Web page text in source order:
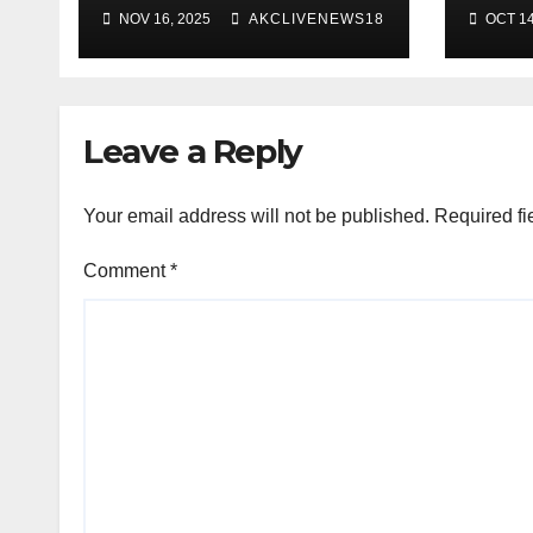
NOV 16, 2025 AKCLIVENEWS18 OCT
Leave a Reply
Your email address will not be published. Required
Comment*